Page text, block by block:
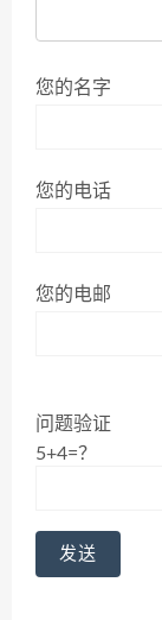
您的名字
您的电话
您的电邮
问题验证
5+4=？